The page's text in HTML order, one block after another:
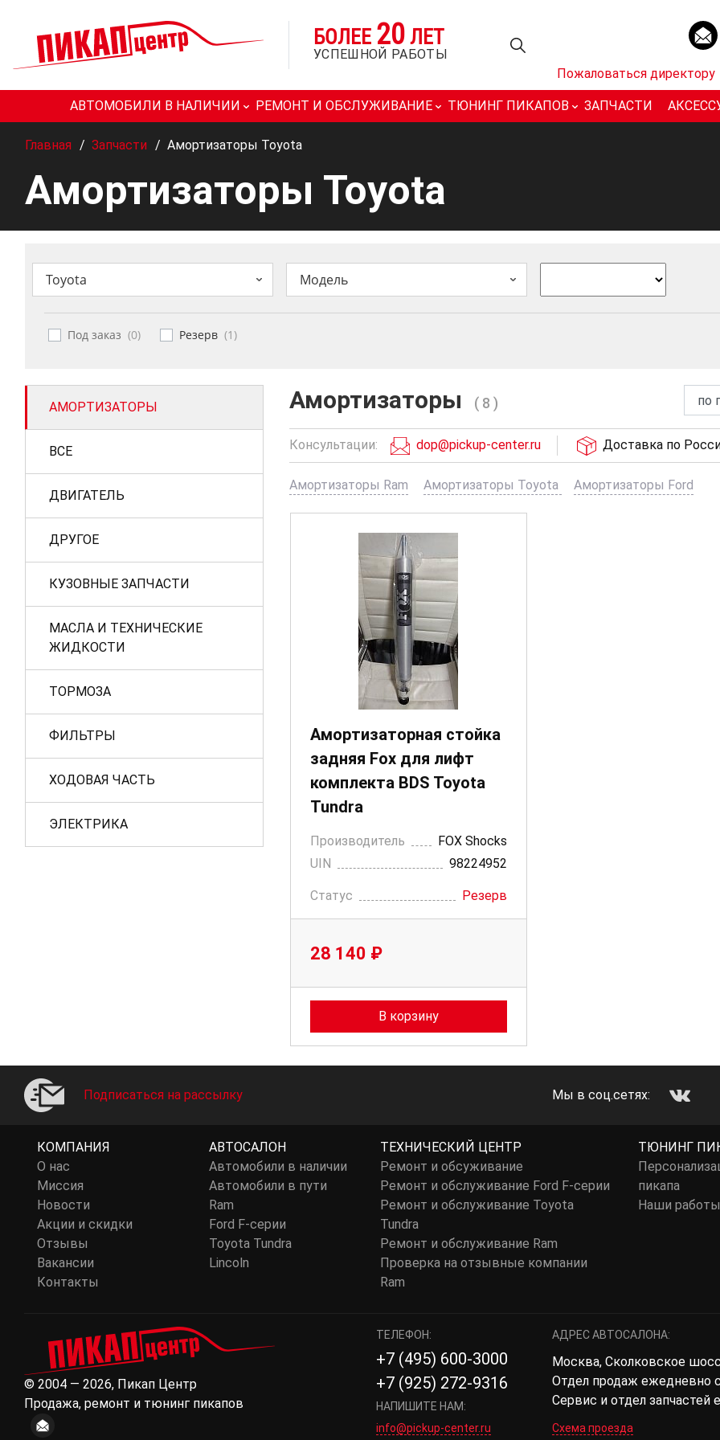
БОЛЕЕ 20 ЛЕТ
УСПЕШНОЙ РАБОТЫ
Пожаловаться директору
АВТОМОБИЛИ В НАЛИЧИИ РЕМОНТ И ОБСЛУЖИВАНИЕ ТЮНИНГ ПИКАПОВ ЗАПЧАСТИ
Главная / Запчасти / Амортизаторы Toyota
Амортизаторы Toyota
Toyota Модель
Под заказ (0) Резерв (1 )
АМОРТИЗАТОРЫ
ВСЕ
ДВИГАТЕЛЬ
ДРУГОЕ
КУЗОВНЫЕ ЗАПЧАСТИ
МАСЛА И ТЕХНИЧЕСКИЕ
ЖИДКОСТИ
ТОРМОЗА
ФИЛЬТРЫ
ХОДОВАЯ ЧАСТЬ
ЭЛЕКТРИКА
Амортизаторы ( 8 )
Консультации: dop@pickup-center.ru Доставка по
Амортизаторы Ram Амортизаторы Toyota Амортизаторы Ford
Амортизаторная стойка
задняя Fox для лифт
комплекта BDS Toyota
Tundra
Производитель
FOX Shocks
UIN
98224952
Статус Резерв
28 140 ₽
В корзину
Подписаться на рассылку Мы в соц.сетях:
КОМПАНИЯ
О нас
Миссия
Новости
Акции и скидки
Отзывы
Вакансии
Контакты
АВТОСАЛОН
Автомобили в наличии
Автомобили в пути
Ram
Ford F-серии
Toyota Tundra
Lincoln
ТЕХНИЧЕСКИЙ ЦЕНТР
Ремонт и обсуживание
Ремонт и обслуживание Ford F-серии
Ремонт и обслуживание Toyota
Tundra
Ремонт и обслуживание Ram
Проверка на отзывные компании
Ram
ТЮНИНГ
пикапа
Наши работы
© 2004 — 2026, Пикап Центр
Продажа, ремонт и тюнинг пикапов
ТЕЛЕФОН:
+7 (495) 600-3000
+7 (925) 272-9316
НАПИШИТЕ НАМ:
info@pickup-center.ru
АДРЕС АВТОСАЛОНА:
Москва, Сколковское
Отдел продаж ежедневно
Сервис и отдел запчастей
Схема проезда